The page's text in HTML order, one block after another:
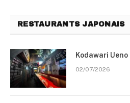
RESTAURANTS JAPONAIS
Kodawari Ueno
02/07/2026